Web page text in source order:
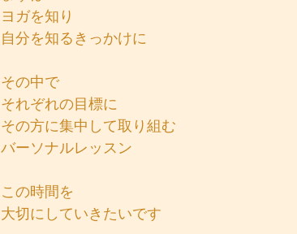
ヨガを知り
自分を知るきっかけに
その中で
それぞれの目標に
その方に集中して取り組む
バーソナルレッスン
この時間を
大切にしていきたいです